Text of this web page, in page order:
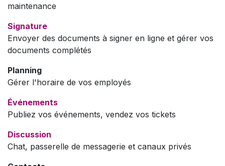
maintenance
Signature
Envoyer des documents à signer en ligne et gérer vos
documents complétés
Planning
Gérer l'horaire de vos employés
Événements
Publiez vos événements, vendez vos tickets
Discussion
Chat, passerelle de messagerie et canaux privés